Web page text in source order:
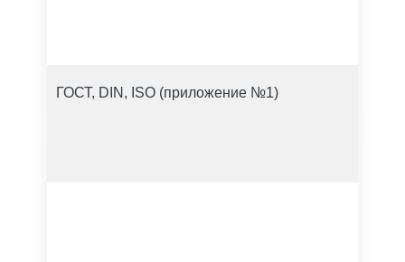
ГОСТ, DIN, ISO (приложение №1)